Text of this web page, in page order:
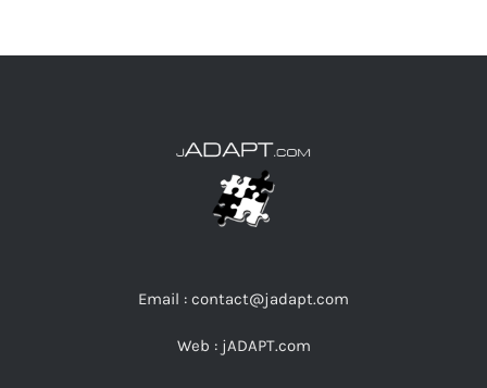
Email : contact@jadapt.com
Web : jADAPT.com